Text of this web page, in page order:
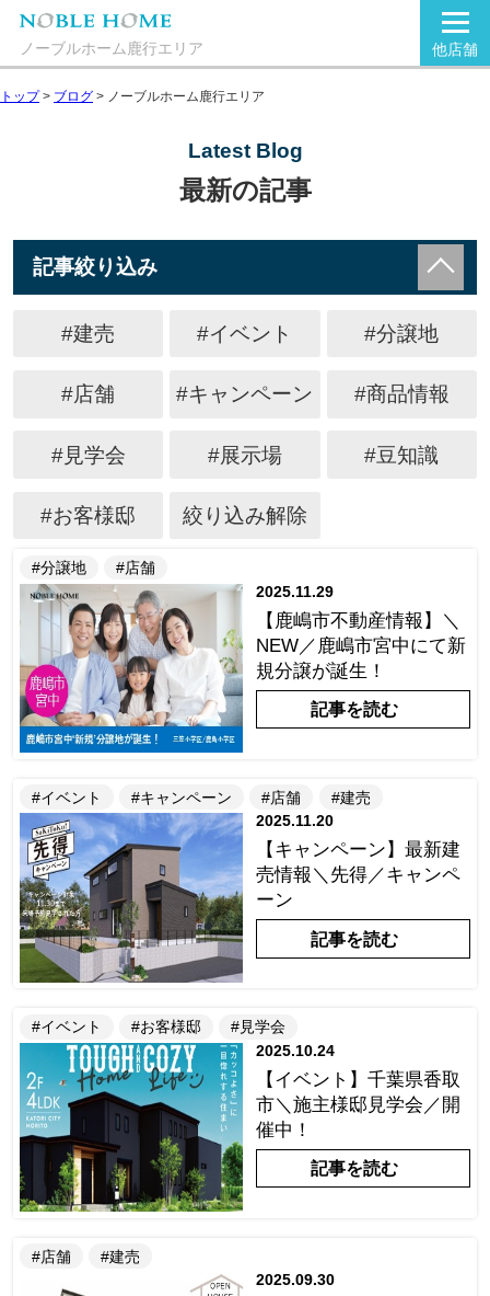
ノーブルホーム鹿行エリア 他店舗
トップ> ブログ > ノーブルホーム鹿行エリア
Latest Blog
最新の記事
記事絞り込み
#建売 #イベント #分譲地
#店舗 #キャンペーン #商品情報
#見学会 #展示場 #豆知識
#お客様邸 絞り込み解除
#分譲地
#店舗
2025.11.29
【鹿嶋市不動産情報】＼
NEW／鹿嶋市宮中にて新
規分譲が誕生！
記事を読む
#イベント #キャンペーン #店舗
#建売
2025.11.20
【キャンペーン】最新建
売情報＼先得／キャンペ
ーン
記事を読む
#イベント #お客様邸
#見学会
2025.10.24
【イベント】千葉県香取
市＼施主様邸見学会／開
催中！
記事を読む
#店舗
#建売
2025.09.30